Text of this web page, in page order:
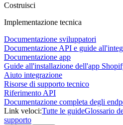
Costruisci
Implementazione tecnica
Documentazione sviluppatori
Documentazione API e guide
Documentazione app
Guide all'installazione dell'app
Aiuto integrazione
Risorse di supporto tecnico
Riferimento API
Documentazione completa degli
Link veloci:Tutte le guideGlossario
supporto